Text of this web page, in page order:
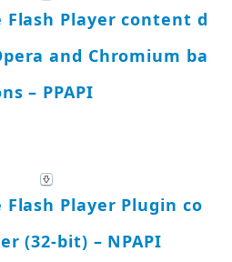
Flash Player content d
and Chromium ba
– PPAPI
Player Plugin co
(32-bit) – NPAPI